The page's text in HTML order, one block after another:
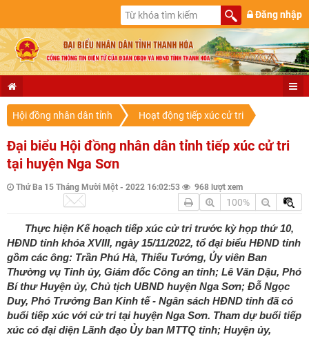
Đăng nhập
Hội đồng nhân dân tỉnh Hoạt động tiếp xúc cử tri
Đại biểu Hội đồng nhân dân tỉnh tiếp xúc cử tri
tại huyện Nga Sơn
Thứ Ba 15 Tháng Mười Một - 2022 16:02:53 968 lượt xem
100%
Thực hiện Kế hoạch tiếp xúc cử tri trước kỳ họp thứ 10,
HĐND tỉnh khóa XVIII, ngày 15/11/2022, tổ đại biểu HĐND tỉnh
gồm các ông: Trần Phú Hà, Thiếu Tướng, Ủy viên Ban
Thường vụ Tỉnh ủy, Giám đốc Công an tỉnh; Lê Văn Dậu, Phó
Bí thư Huyện ủy, Chủ tịch UBND huyện Nga Sơn; Đỗ Ngọc
Duy, Phó Trưởng Ban Kinh tế - Ngân sách HĐND tỉnh đã có
buổi tiếp xúc với cử tri tại huyện Nga Sơn. Tham dự buổi tiếp
xúc có đại diện Lãnh đạo Ủy ban MTTQ tỉnh; Huyện ủy,